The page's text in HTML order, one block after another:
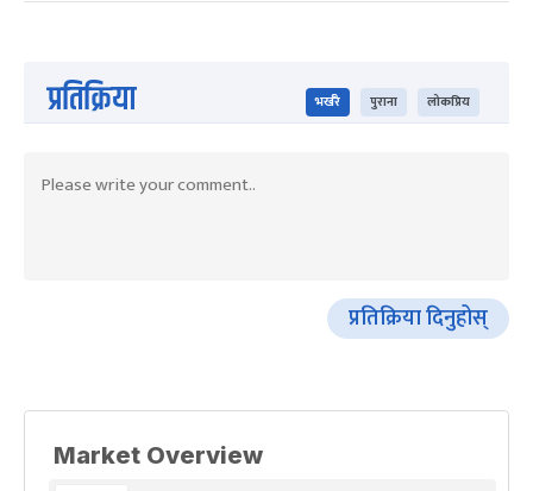
प्रतिक्रिया भर्खरै पुराना लोकप्रिय
प्रतिक्रिया दिनुहोस्